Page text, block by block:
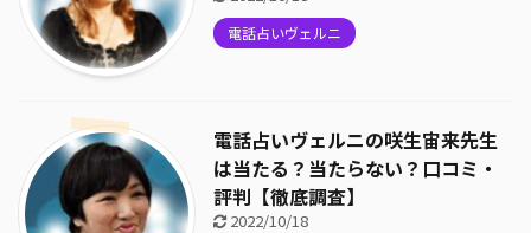
電話占いヴェルニ
電話占いヴェルニの咲生宙来先生
は当たる？当たらない？口コミ・
評判【徹底調査】
2022/10/18